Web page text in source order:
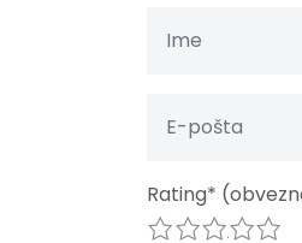
Rating*
5
4
3
2